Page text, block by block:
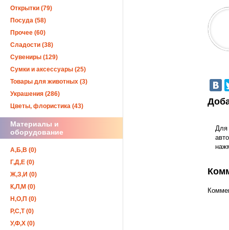
Для
Открытки (79)
Посуда (58)
Прочее (60)
Сладости (38)
Сувениры (129)
Сумки и аксессуары (25)
Товары для животных (3)
Украшения (286)
Цветы, флористика (43)
Материалы и
оборудование
А,Б,В (0)
Г,Д,Е (0)
Ж,З,И (0)
К,Л,М (0)
Н,О,П (0)
Р,С,Т (0)
У,Ф,Х (0)